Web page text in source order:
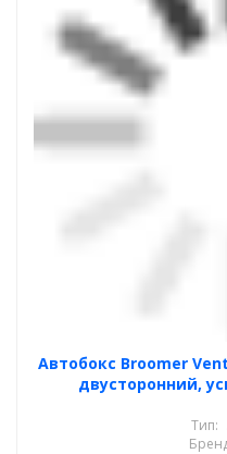
Автобокс Broomer
двусторонний,
Тип: